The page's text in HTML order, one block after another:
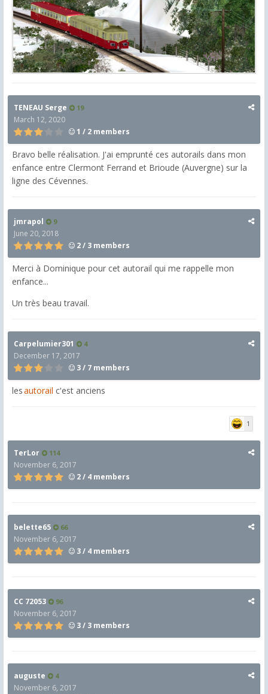
TENEAU Serge 19
March 12, 2020
1 / 2 members
Bravo belle réalisation. J'ai emprunté ces autorails dans mon
enfance entre Clermont Ferrand et Brioude (Auvergne) sur la
ligne des Cévennes.
jmrapol 9
June 20, 2018
2 / 3 members
Merci à Dominique pour cet autorail qui me rappelle mon
enfance...
Un très beau travail.
Carpelumier301 4
December 17, 2017
3 / 7 members
lesautorail c'est anciens
1
TerLor 114
November 6, 2017
2 / 4 members
belette65 66
November 6, 2017
3 / 4 members
CC 72053 96
November 6, 2017
3 / 3 members
auguste 4
November 6, 2017